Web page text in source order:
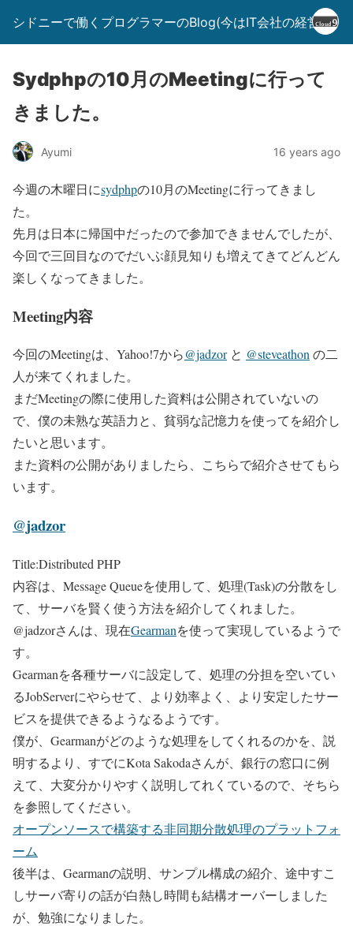
シドニーで働くプログラマーのBlog(今はIT会社の経営者)
Sydphpの10月のMeetingに行って
きました。
Ayumi 16 years ago
今週の木曜日にsydphpの10月のMeetingに行ってきまし
た。
先月は日本に帰国中だったので参加できませんでしたが、
今回で三回目なのでだいぶ顔見知りも増えてきてどんどん
楽しくなってきました。
Meeting内容
今回のMeetingは、Yahoo!7から@jadzorと @steveathonの二
人が来てくれました。
まだMeetingの際に使用した資料は公開されていないの
で、僕の未熟な英語力と、貧弱な記憶力を使ってを紹介し
たいと思います。
また資料の公開がありましたら、こちらで紹介させてもら
います。
@jadzor
Title:Distributed PHP
内容は、Message Queueを使用して、処理(Task)の分散をし
て、サーバを賢く使う方法を紹介してくれました。
@jadzorさんは、現在Gearmanを使って実現しているようで
す。
Gearmanを各種サーバに設定して、処理の分担を空いてい
るJobServerにやらせて、より効率よく、より安定したサー
ビスを提供できるようなるようです。
僕が、Gearmanがどのような処理をしてくれるのかを、説
明するより、すでにKota Sakodaさんが、銀行の窓口に例
えて、大変分かりやすく説明してれくているので、そちら
を参照してください。
オープンソースで構築する非同期分散処理のプラットフォ
ーム
後半は、Gearmanの説明、サンプル構成の紹介、途中すこ
しサーバ寄りの話が白熱し時間も結構オーバーしました
が、勉強になりました。